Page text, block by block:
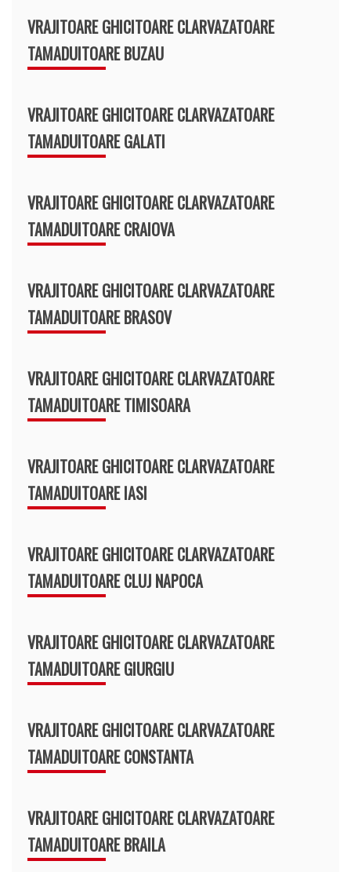
VRAJITOARE GHICITOARE CLARVAZATOARE
TAMADUITOARE BUZAU
VRAJITOARE GHICITOARE CLARVAZATOARE
TAMADUITOARE GALATI
VRAJITOARE GHICITOARE CLARVAZATOARE
TAMADUITOARE CRAIOVA
VRAJITOARE GHICITOARE CLARVAZATOARE
TAMADUITOARE BRASOV
VRAJITOARE GHICITOARE CLARVAZATOARE
TAMADUITOARE TIMISOARA
VRAJITOARE GHICITOARE CLARVAZATOARE
TAMADUITOARE IASI
VRAJITOARE GHICITOARE CLARVAZATOARE
TAMADUITOARE CLUJ NAPOCA
VRAJITOARE GHICITOARE CLARVAZATOARE
TAMADUITOARE GIURGIU
VRAJITOARE GHICITOARE CLARVAZATOARE
TAMADUITOARE CONSTANTA
VRAJITOARE GHICITOARE CLARVAZATOARE
TAMADUITOARE BRAILA